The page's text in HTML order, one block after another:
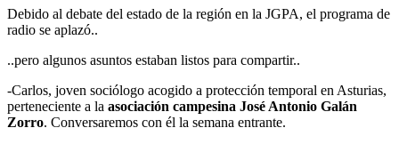
Debido al debate del estado de la región en la JGPA, el programa de
radio se aplazó..
..pero algunos asuntos estaban listos para compartir..
-Carlos, joven sociólogo acogido a protección temporal en Asturias,
perteneciente a la asociación campesina José Antonio Galán
Zorro. Conversaremos con él la semana entrante.